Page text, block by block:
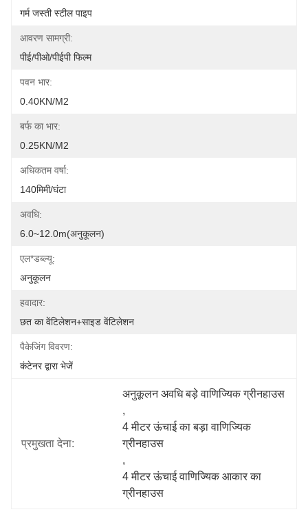
गर्म जस्ती स्टील पाइप
आवरण सामग्री:
पीई/पीओ/पीईपी फिल्म
पवन भार:
0.40KN/m2
बर्फ का भार:
0.25KN/m2
अधिकतम वर्षा:
140मिमी/घंटा
अवधि:
6.0~12.0m(अनुकूलन)
एल*डब्ल्यू:
अनुकूलन
हवादार:
छत का वेंटिलेशन+साइड वेंटिलेशन
पैकेजिंग विवरण:
कंटेनर द्वारा भेजें
प्रमुखता देना:
अनुकूलन अवधि बड़े वाणिज्यिक ग्रीनहाउस
,
4 मीटर ऊंचाई का बड़ा वाणिज्यिक
ग्रीनहाउस
,
4 मीटर ऊंचाई वाणिज्यिक आकार का
ग्रीनहाउस